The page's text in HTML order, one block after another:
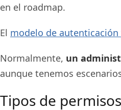
en el roadmap.
El modelo de
Normalmente, un
aunque tenemos
Tipos de permisos